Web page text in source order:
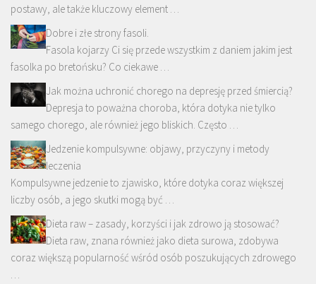
postawy, ale także kluczowy element …
Dobre i złe strony fasoli.
Fasola kojarzy Ci się przede wszystkim z daniem jakim jest
fasolka po bretońsku? Co ciekawe …
Jak można uchronić chorego na depresję przed śmiercią?
Depresja to poważna choroba, która dotyka nie tylko
samego chorego, ale również jego bliskich. Często …
Jedzenie kompulsywne: objawy, przyczyny i metody
leczenia
Kompulsywne jedzenie to zjawisko, które dotyka coraz większej
liczby osób, a jego skutki mogą być …
Dieta raw – zasady, korzyści i jak zdrowo ją stosować?
Dieta raw, znana również jako dieta surowa, zdobywa
coraz większą popularność wśród osób poszukujących zdrowego
…